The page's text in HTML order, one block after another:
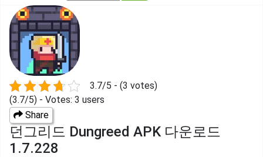
3.7/5 - (3 votes)
(3.7/5) - Votes: 3 users
Share
던그리드 Dungreed APK 다운로드
1.7.228